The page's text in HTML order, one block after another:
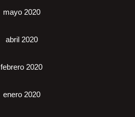
mayo 2020
abril 2020
febrero 2020
enero 2020